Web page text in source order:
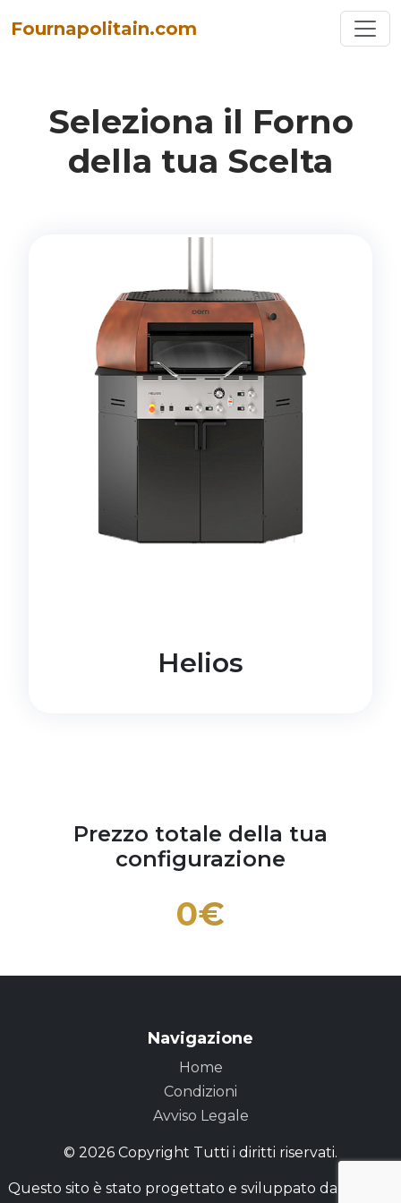
Fournapolitain.com
Seleziona il Forno
della tua Scelta
Helios
Prezzo totale della tua
configurazione
0€
Navigazione
Home
Condizioni
Avviso Legale
© 2026 Copyright Tutti i diritti riservati.
Questo sito è stato progettato e sviluppato da